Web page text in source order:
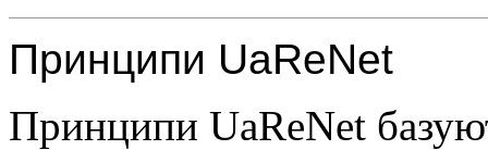
Принципи UaReNet
Принципи UaReNet